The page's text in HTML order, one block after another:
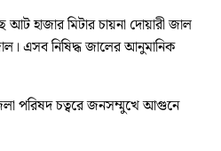
হাজার মিটার চায়না দোয়ারী জাল
এসব নিষিদ্ধ জালের আনুমানিক
পরিষদ চত্বরে জনসম্মুখে আগুনে